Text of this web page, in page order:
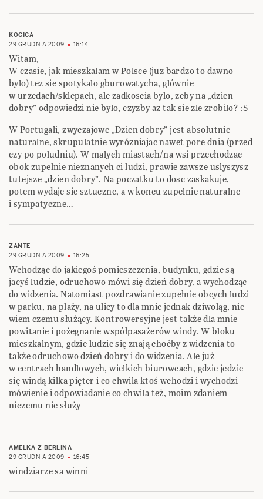
KOCICA
29 GRUDNIA 2009
16:14
Witam,
W czasie, jak mieszkalam w Polsce (juz bardzo to dawno
bylo) tez sie spotykalo gburowatycha, glównie
w urzedach/sklepach, ale zadkoscia bylo, zeby na „dzien
dobry” odpowiedzi nie bylo, czyzby az tak sie zle zrobilo? :S
W Portugali, zwyczajowe „Dzien dobry” jest absolutnie
naturalne, skrupulatnie wyrózniajac nawet pore dnia (przed
czy po poludniu). W malych miastach/na wsi przechodzac
obok zupelnie nieznanych ci ludzi, prawie zawsze uslyszysz
tutejsze „dzien dobry”. Na poczatku to dosc zaskakuje,
potem wydaje sie sztuczne, a w koncu zupelnie naturalne
i sympatyczne…
ZANTE
29 GRUDNIA 2009
16:25
Wchodząc do jakiegoś pomieszczenia, budynku, gdzie są
jacyś ludzie, odruchowo mówi się dzień dobry, a wychodząc
do widzenia. Natomiast pozdrawianie zupełnie obcych ludzi
w parku, na plaży, na ulicy to dla mnie jednak dziwoląg, nie
wiem czemu służący. Kontrowersyjne jest także dla mnie
powitanie i pożegnanie współpasażerów windy. W bloku
mieszkalnym, gdzie ludzie się znają choćby z widzenia to
także odruchowo dzień dobry i do widzenia. Ale już
w centrach handlowych, wielkich biurowcach, gdzie jedzie
się windą kilka pięter i co chwila ktoś wchodzi i wychodzi
mówienie i odpowiadanie co chwila też, moim zdaniem
niczemu nie służy
AMELKA Z BERLINA
29 GRUDNIA 2009
16:45
windziarze sa winni